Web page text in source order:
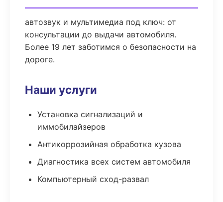
автозвук и мультимедиа под ключ: от
консультации до выдачи автомобиля.
Более 19 лет заботимся о безопасности на
дороге.
Наши услуги
Установка сигнализаций и
иммобилайзеров
Антикоррозийная обработка кузова
Диагностика всех систем автомобиля
Компьютерный сход-развал